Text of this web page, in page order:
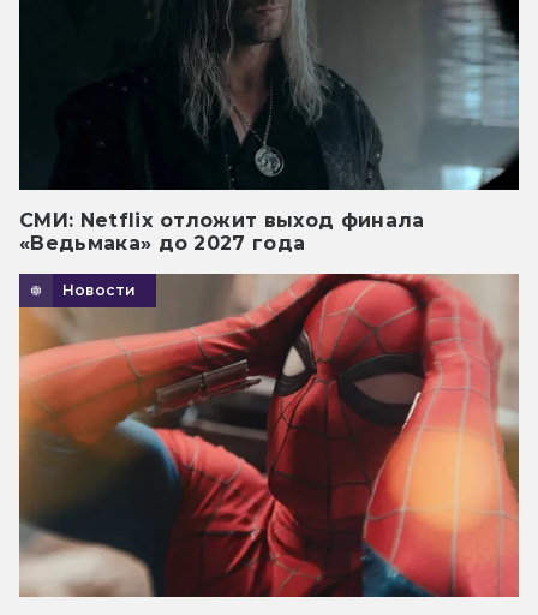
СМИ: Netflix отложит выход финала
«Ведьмака» до 2027 года
Новости